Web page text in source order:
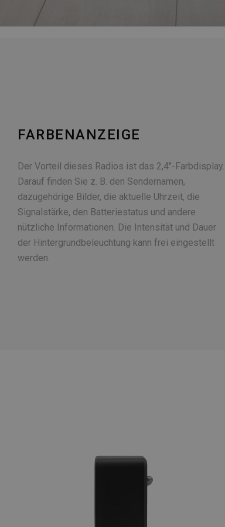
FARBENANZEIGE
Der Vorteil dieses Radios ist das 2,4″-Farbdisplay.
Darauf finden Sie z. B. den Sendernamen,
dazugehörige Bilder, die aktuelle Uhrzeit, die
Signalstärke, den Batteriestatus und andere
nützliche Informationen. Die Intensität und Dauer
der Hintergrundbeleuchtung kann frei eingestellt
werden.